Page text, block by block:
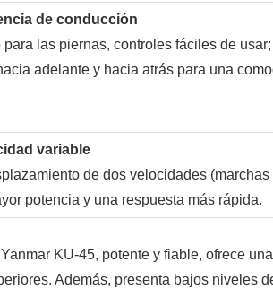
de conducción
las piernas, controles fáciles de
adelante y hacia atrás para una
variable
de dos velocidades
potencia y una respuesta más rápida.
KU-45, potente y fiable, ofrece
Además, presenta bajos niveles